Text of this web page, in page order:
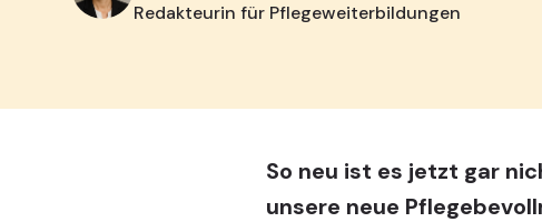
Redakteurin für Pflegeweiterbildungen
So neu ist es jetzt gar
unsere neue